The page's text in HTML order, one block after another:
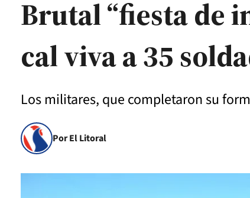
Brutal “fiesta de
cal viva a 35
Los militares, que completaron su
Por El Litoral